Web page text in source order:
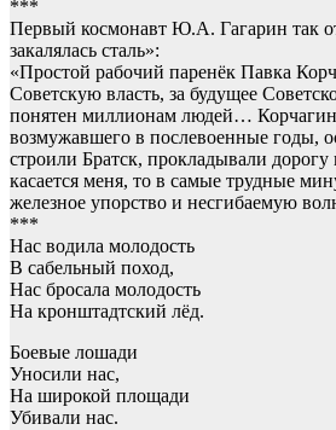
***
Первый космонавт Ю.А. Гагарин так
закалялась сталь»:
«Простой рабочий паренёк Павка
Советскую власть, за будущее
понятен миллионам людей…
возмужавшего в послевоенные годы,
строили Братск, прокладывали
касается меня, то в самые трудные
железное упорство и несгибаемую
***
Нас водила молодость
В сабельный поход,
Нас бросала молодость
На кронштадтский лёд.
Боевые лошади
Уносили нас,
На широкой площади
Убивали нас.